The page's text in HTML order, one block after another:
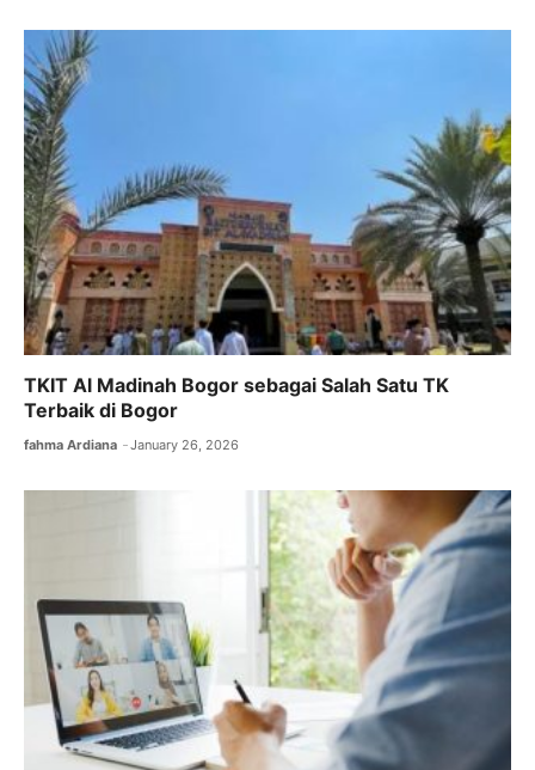
b
o
o
k
A a
TKIT Al Madinah Bogor sebagai Salah Satu TK
Terbaik di Bogor
fahma Ardiana January 26, 2026